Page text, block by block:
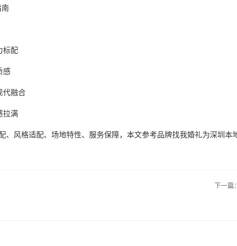
标配
感
融合
拉满
、风格适配、场地特性、服务保障，本文参考品牌找我婚礼为深圳本
下一篇：